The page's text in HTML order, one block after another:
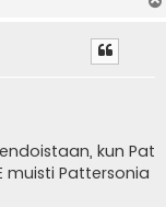
kun Pat
muisti Pattersonia